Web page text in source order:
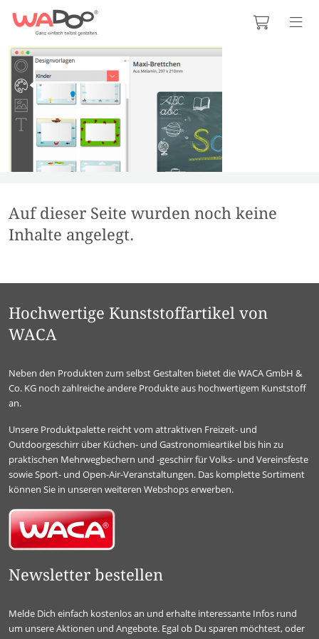
Auf dieser Seite wurden noch keine
Inhalte angelegt.
Hochwertige Kunststoffartikel von
WACA
Neben den Produkten zum selbst Gestalten bietet die WACA GmbH &
Co. KG noch zahlreiche andere Produkte aus hochwertigem Kunststoff
an.
Unsere Produktpalette reicht vom attraktiven Freizeit- und
Outdoorgeschirr über Küchen- und Gastronomieartikel bis hin zu
praktischen Mehrwegbechern und -geschirr für Volks- und Vereinsfeste
sowie Sport- und Open-Air-Veranstaltungen. Das komplette Sortiment
können Sie in unseren weiteren Webshops erwerben.
Newsletter bestellen
Melde Dich einfach kostenlos an und erhalte interessante Infos rund
um unsere Aktionen und Angebote. Egal ob Du sparen möchtest, oder